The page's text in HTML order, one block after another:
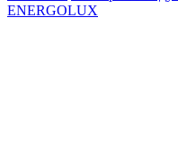
ENERGOLUX